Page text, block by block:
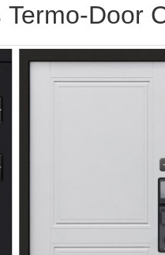
Termo-Door